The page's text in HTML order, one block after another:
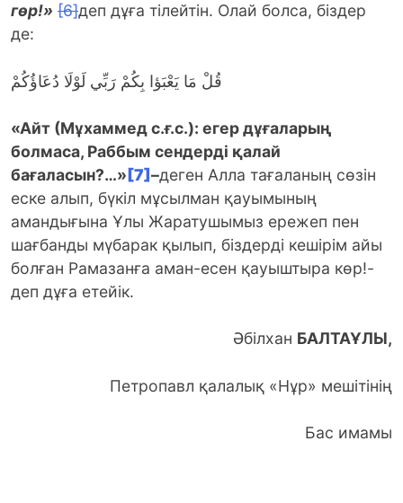
гөр!» [6]деп дұға тілейтін. Олай болса, біздер
де:
قُلْ مَا يَعْبَؤا بِكُمْ رَبِّي لَوْلَا دُعَاؤُكُمْ
«Айт (Мұхаммед с.ғ.с.): егер дұғаларың
болмаса, Раббым сендерді қалай
бағаласын?…» [7] –деген Алла тағаланың сөзін
еске алып, бүкіл мұсылман қауымының
амандығына Ұлы Жаратушымыз ережеп пен
шағбанды мүбарак қылып, біздерді кешірім айы
болған Рамазанға аман-есен қауыштыра көр!-
деп дұға етейік.
Әбілхан БАЛТАҰЛЫ,
Петропавл қалалық «Нұр» мешітінің
Бас имамы